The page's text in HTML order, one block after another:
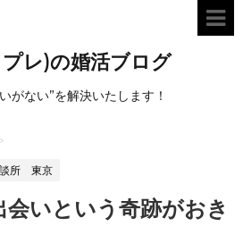
レ)の婚活ブログ
がない”を解決いたします！
>
所 東京
会いという奇跡がおき